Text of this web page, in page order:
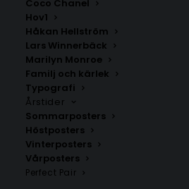
Coco Chanel
Hov1
Håkan Hellström
Lars Winnerbäck
Marilyn Monroe
Familj och kärlek
Typografi
Årstider
Sommarposters
Höstposters
Vinterposters
Vårposters
Perfect Pair
Poster med bokstaven M i